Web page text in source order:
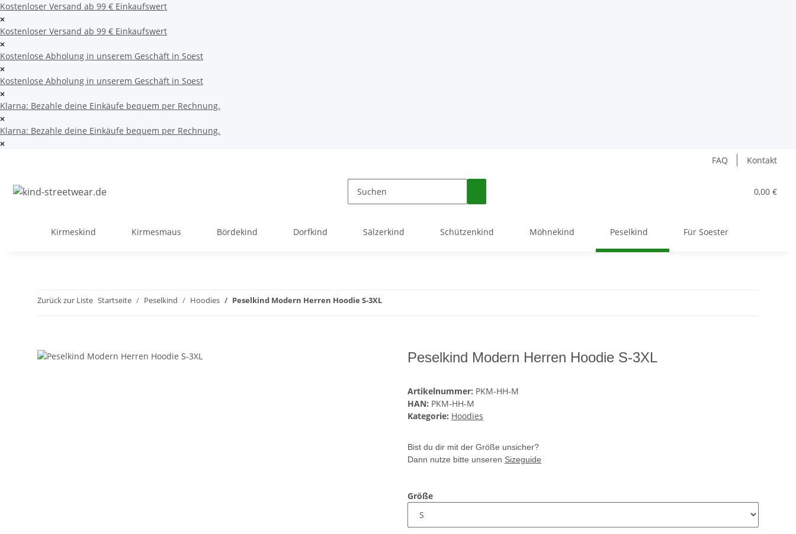
Kostenloser Versand ab 99 € Einkaufswert
Kostenloser Versand ab 99 € Einkaufswert
Kostenlose Abholung in unserem Geschäft in Soest
Kostenlose Abholung in unserem Geschäft in Soest
Klarna: Bezahle deine Einkäufe bequem per Rechnung.
Klarna: Bezahle deine Einkäufe bequem per Rechnung.
FAQ Kontakt
0,00 €
Kirmeskind Kirmesmaus Bördekind Dorfkind Sälzerkind Schützenkind Möhnekind Peselkind Für Soester
Zurück zur Liste Startseite Peselkind Hoodies Peselkind Modern Herren Hoodie S-3XL
Peselkind Modern Herren Hoodie S-3XL
Artikelnummer: PKM-HH-M
HAN: PKM-HH-M
Kategorie: Hoodies
Bist du dir mit der Größe unsicher?
Dann nutze bitte unseren Sizeguide
Größe